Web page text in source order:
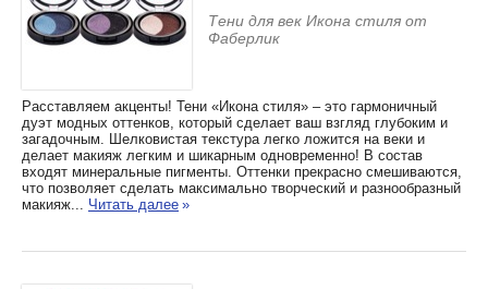
Тени для век Икона стиля от
Фаберлик
Расставляем акценты! Тени «Икона стиля» – это гармоничный
дуэт модных оттенков, который сделает ваш взгляд глубоким и
загадочным. Шелковистая текстура легко ложится на веки и
делает макияж легким и шикарным одновременно! В состав
входят минеральные пигменты. Оттенки прекрасно смешиваются,
что позволяет сделать максимально творческий и разнообразный
макияж... Читать далее »